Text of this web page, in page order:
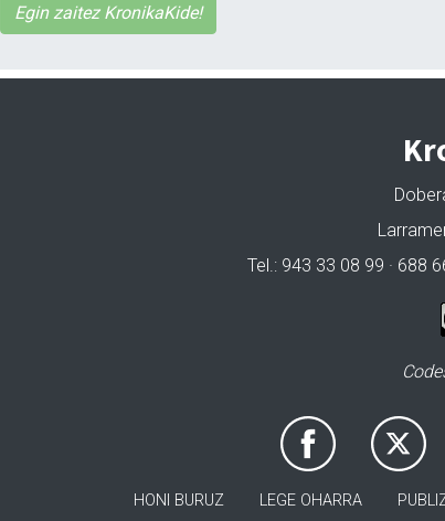
Egin zaitez KronikaKide!
Tel.: 943 33 08 99 · 688
HONI BURUZ LEGE OHARRA